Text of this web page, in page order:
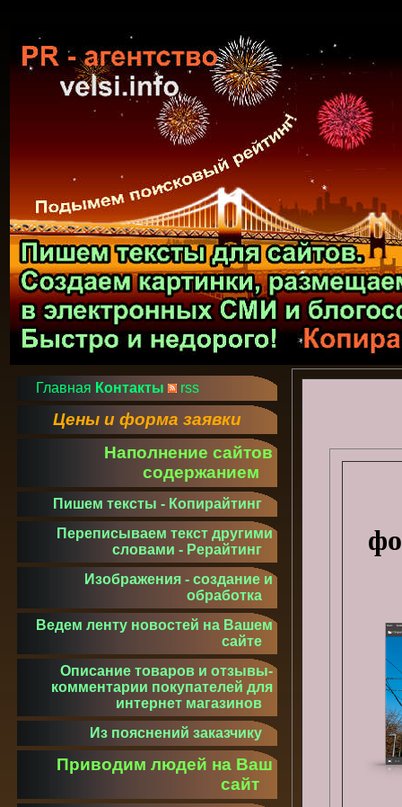
Главная Контакты rss
Цены и форма заявки
Наполнение сайтов
содержанием
Пишем тексты - Копирайтинг
Переписываем текст другими
словами - Рерайтинг
Изображения - создание и
обработка
Ведем ленту новостей на Вашем
сайте
Описание товаров и отзывы-
комментарии покупателей для
интернет магазинов
Из пояснений заказчику
Приводим людей на Ваш
сайт